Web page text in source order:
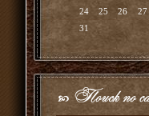
24
25 26 27
31